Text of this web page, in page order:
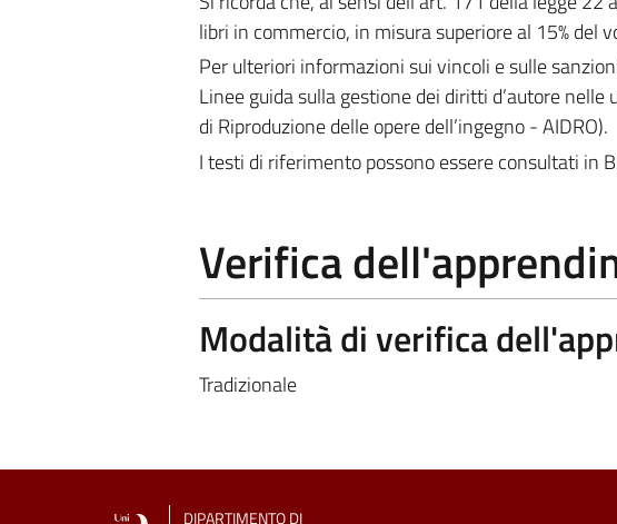
libri in commercio, in misura superiore al 15% del
Per ulteriori informazioni sui vincoli e sulle
Linee guida sulla gestione dei diritti d’autore
di Riproduzione delle opere dell’ingegno - AIDRO).
I testi di riferimento possono essere consultati in
Verifica
Modalità di verifica
Tradizionale
DIPARTIMENTO DI